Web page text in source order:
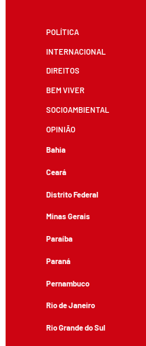
POLÍTICA
INTERNACIONAL
DIREITOS
BEM VIVER
SOCIOAMBIENTAL
OPINIÃO
Bahia
Ceará
Distrito Federal
Minas Gerais
Paraíba
Paraná
Pernambuco
Rio de Janeiro
Rio Grande do Sul